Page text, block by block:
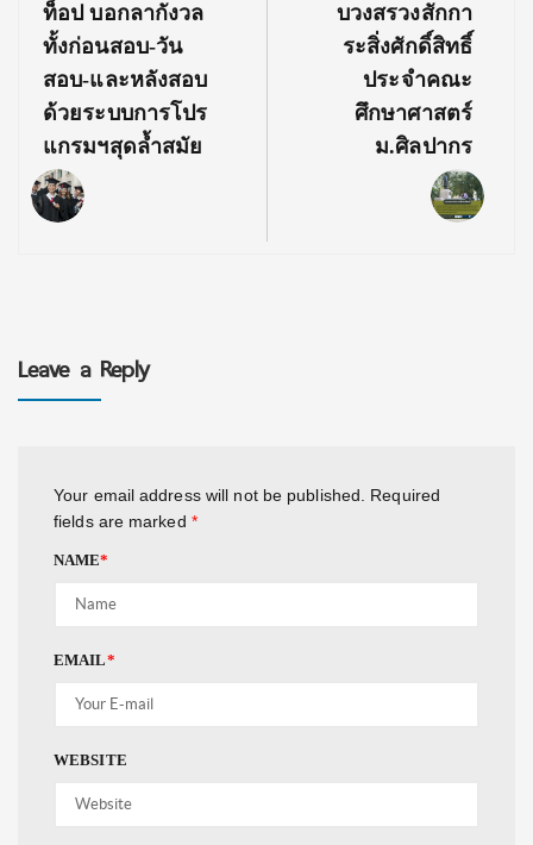
ท็อป บอกลากังวล
ทั้งก่อนสอบ-วัน
สอบ-และหลังสอบ
ด้วยระบบการโปร
แกรมฯสุดล้ำสมัย
บวงสรวงสักกา
ระสิ่งศักดิ์สิทธิ์
ประจำคณะ
ศึกษาศาสตร์
ม.ศิลปากร
Leave a Reply
Your email address will not be published.
Required
fields are marked *
NAME*
EMAIL*
WEBSITE